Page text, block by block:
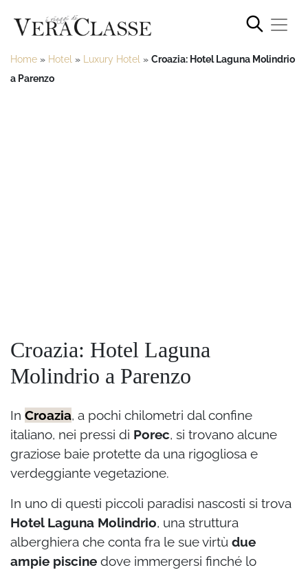
Home » Hotel » Luxury Hotel » Croazia: Hotel Laguna Molindrio
a Parenzo
Croazia: Hotel Laguna
Molindrio a Parenzo
In Croazia, a pochi chilometri dal confine
italiano, nei pressi di Porec, si trovano alcune
graziose baie protette da una rigogliosa e
verdeggiante vegetazione.
In uno di questi piccoli paradisi nascosti si trova
Hotel Laguna Molindrio, una struttura
alberghiera che conta fra le sue virtù due
ampie piscine dove immergersi finché lo